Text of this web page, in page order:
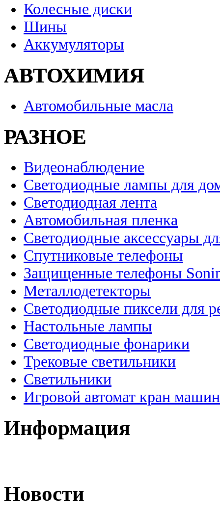
Колесные диски
Шины
Аккумуляторы
АВТОХИМИЯ
Автомобильные масла
РАЗНОЕ
Видеонаблюдение
Светодиодные лампы для
Светодиодная лента
Автомобильная пленка
Светодиодные аксессуары
Спутниковые телефоны
Защищенные телефоны
Металлодетекторы
Светодиодные пиксели для
Настольные лампы
Светодиодные фонарики
Трековые светильники
Светильники
Игровой автомат кран
Информация
Новости